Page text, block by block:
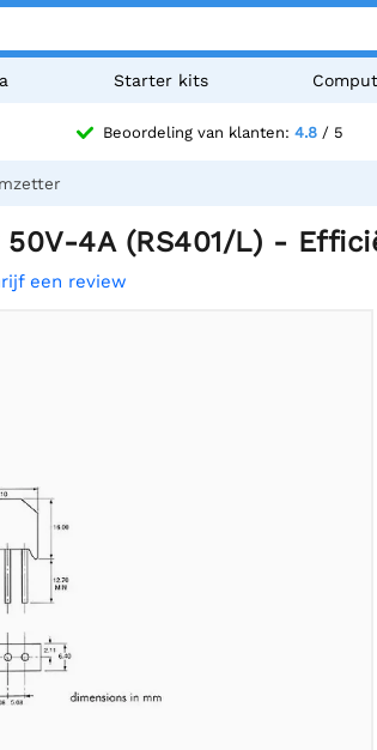
Starter kits
Beoordeling van klanten: 4.8/ 5
4A (RS401/L) -
een review